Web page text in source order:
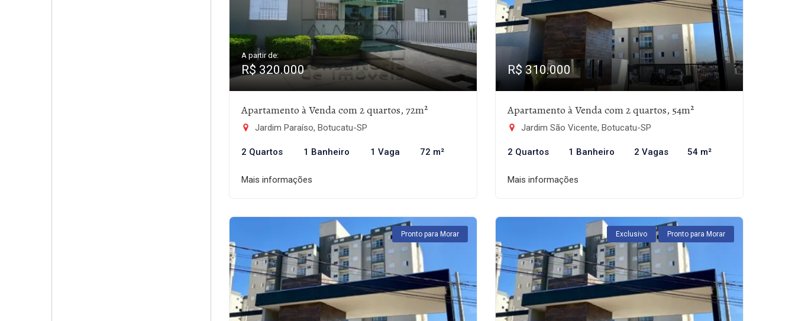
A partir de:
R$ 320.000
Apartamento à Venda com 2 quartos, 72m²
Jardim Paraíso, Botucatu-SP
2 Quartos 1 Banheiro 1 Vaga 72 m²
Mais informações
R$ 310.000
Apartamento à Venda com 2 quartos, 54m²
Jardim São Vicente, Botucatu-SP
2 Quartos 1 Banheiro 2 Vagas 54 m²
Mais informações
Pronto para Morar Exclusivo Pronto para Morar